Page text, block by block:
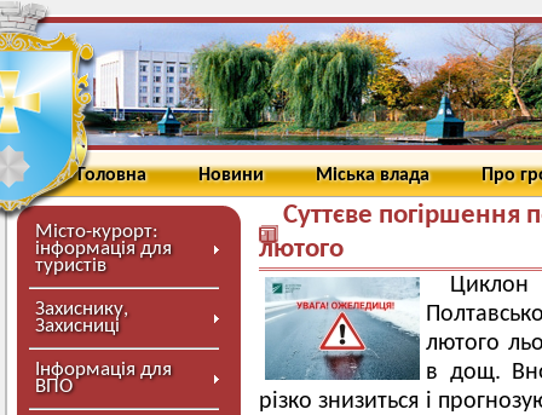
Головна Новини Міська влада Про
Місто-курорт:
інформація для
туристів
Захиснику,
Захисниці
Інформація для
ВПО
Суттєве погіршення
лютого
Циклон
лютого
в дощ.
різко знизиться і